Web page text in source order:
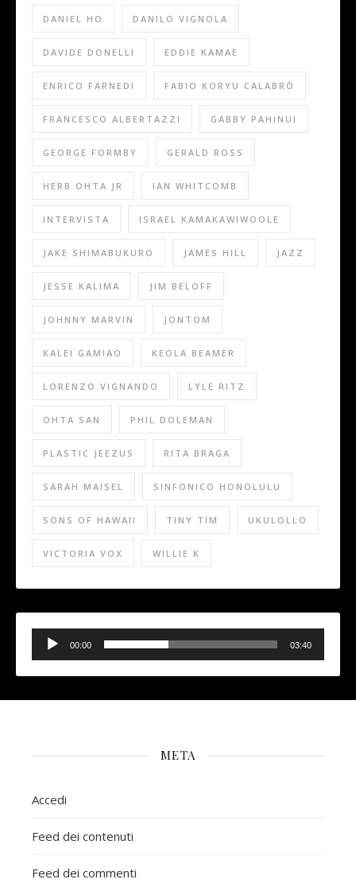
DANIEL HO DANILO VIGNOLA
DAVIDE DONELLI EDDIE KAMAE
ENRICO FARNEDI FABIO KORYU CALABRÒ
FRANCESCO ALBERTAZZI GABBY PAHINUI
GEORGE FORMBY GERALD ROSS
HERB OHTA JR IAN WHITCOMB
INTERVISTA ISRAEL KAMAKAWIWOOLE
JAKE SHIMABUKURO JAMES HILL JAZZ
JESSE KALIMA JIM BELOFF
JOHNNY MARVIN JONTOM
KALEI GAMIAO KEOLA BEAMER
LORENZO VIGNANDO LYLE RITZ
OHTA SAN PHIL DOLEMAN
PLASTIC JEEZUS RITA BRAGA
SARAH MAISEL SINFONICO HONOLULU
SONS OF HAWAII TINY TIM UKULOLLO
VICTORIA VOX WILLIE K
Audio
Player
00:00 03:40
META
Accedi
Feed dei contenuti
Feed dei commenti